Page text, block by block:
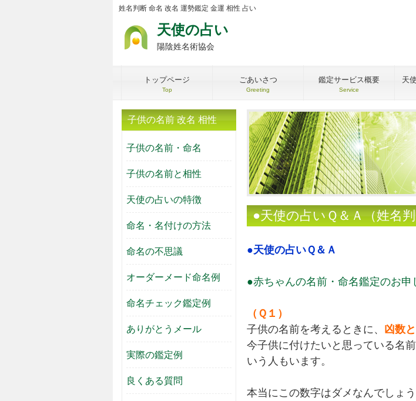
姓名判断 命名 改名 運勢鑑定 金運 相性 占い
天使の占い
陽陰姓名術協会
トップページ
Top
ごあいさつ
Greeting
鑑定サービス概要
Service
天
●天使の占いＱ＆Ａ（姓名判
●天使の占いＱ＆Ａ
●赤ちゃんの名前・命名鑑定のお申
（Ｑ１）
子供の名前を考えるときに、
凶数
今子供に付けたいと思っている名
いう人もいます。
本当にこの数字はダメなんでしょう
子供の名前 改名 相性
子供の名前・命名
子供の名前と相性
天使の占いの特徴
命名・名付けの方法
命名の不思議
オーダーメード命名例
命名チェック鑑定例
ありがとうメール
実際の鑑定例
良くある質問